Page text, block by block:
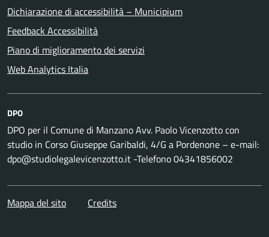
Dichiarazione di accessibilità – Municipium
Feedback Accessibilità
Piano di miglioramento dei servizi
Web Analytics Italia
DPO
DPO per il Comune di Manzano Avv. Paolo Vicenzotto con
studio in Corso Giuseppe Garibaldi, 4/G a Pordenone – e-mail:
dpo@studiolegalevicenzotto.it -Telefono 04341856002
Mappa del sito Credits